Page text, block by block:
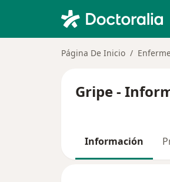
Página De Inicio
Gripe -
Información